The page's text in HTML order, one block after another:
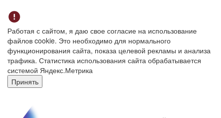
Работая с сайтом, я даю свое согласие на использование
файлов cookie. Это необходимо для нормального
функционирования сайта, показа целевой рекламы и анализа
трафика. Статистика использования сайта обрабатывается
системой Яндекс.Метрика
Принять